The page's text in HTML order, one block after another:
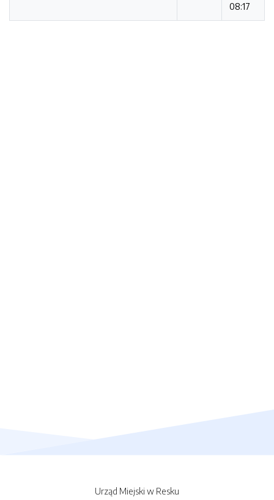
08:17
Urząd Miejski w Resku